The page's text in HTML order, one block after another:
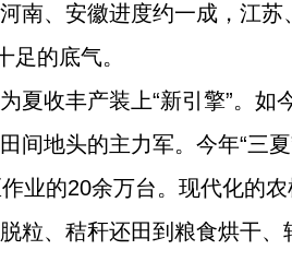
南、安徽进度约一成，江
足的底气。
夏收丰产装上“新引擎”。如
间地头的主力军。今年“三
业的20余万台。现代化的
粒、秸秆还田到粮食烘干